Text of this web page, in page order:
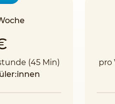
(45 Min)
pro